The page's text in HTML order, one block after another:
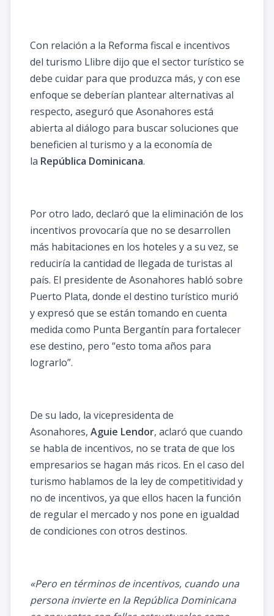
Con relación a la Reforma fiscal e incentivos
del turismo Llibre dijo que el sector turístico se
debe cuidar para que produzca más, y con ese
enfoque se deberían plantear alternativas al
respecto, aseguró que Asonahores está
abierta al diálogo para buscar soluciones que
beneficien al turismo y a la economía de
la República Dominicana.
Por otro lado, declaró que la eliminación de los
incentivos provocaría que no se desarrollen
más habitaciones en los hoteles y a su vez, se
reduciría la cantidad de llegada de turistas al
país. El presidente de Asonahores habló sobre
Puerto Plata, donde el destino turístico murió
y expresó que se están tomando en cuenta
medida como Punta Bergantín para fortalecer
ese destino, pero “esto toma años para
lograrlo”.
De su lado, la vicepresidenta de
Asonahores, Aguie Lendor, aclaró que cuando
se habla de incentivos, no se trata de que los
empresarios se hagan más ricos. En el caso del
turismo hablamos de la ley de competitividad y
no de incentivos, ya que ellos hacen la función
de regular el mercado y nos pone en igualdad
de condiciones con otros destinos.
«Pero en términos de incentivos, cuando una
persona invierte en la República Dominicana